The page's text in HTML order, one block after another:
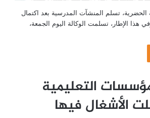
الحضرية، تسلم المنشآت المدرسية بعد اكتمال
هذا الإطار، تسلمت الوكالة اليوم الجمعة،
التعليمية
الأشغال فيها